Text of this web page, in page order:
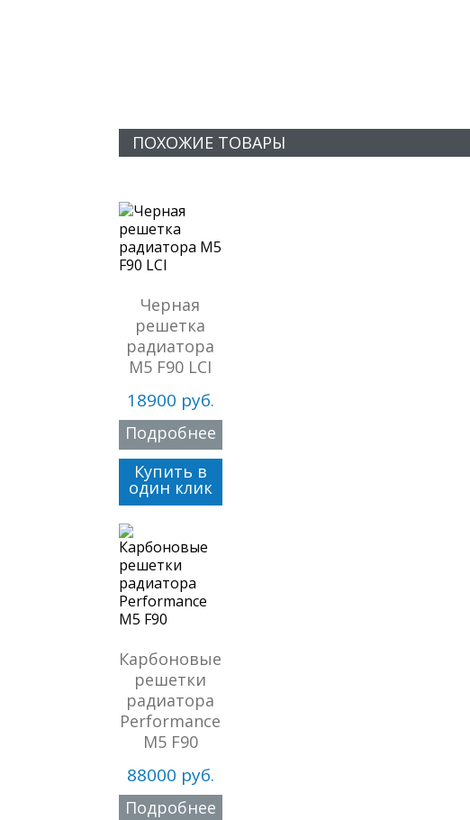
ПОХОЖИЕ ТОВАРЫ
Черная
решетка
радиатора
M5 F90 LCI
18900 руб.
Подробнее
Купить в
один клик
Карбоновые
решетки
радиатора
Performance
M5 F90
88000 руб.
Подробнее